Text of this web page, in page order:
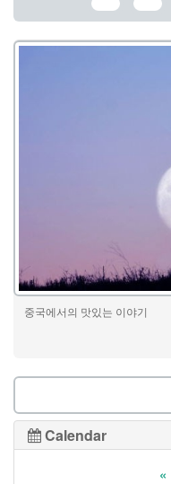
중국에서의 맛있는 이야기
Calendar
«